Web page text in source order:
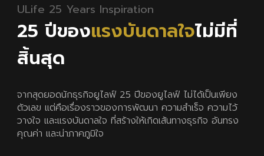
ULife 25 Years Inspiration
25 ปีของแรงบันดาลใจไม่มีที่
สิ้นสุด
จากสุดยอดนักธุรกิจยูไลฟ์ 25 ปีของยูไลฟ์ ไม่ได้เป็นเพียง
ตัวเลข แต่คือเรื่องราวของการพัฒนา ความสำเร็จ ความไว้
วางใจ และแรงบันดาลใจ ที่สร้างให้เกิดเส้นทางธุรกิจ อันทรง
คุณค่า และน่าภาคภูมิใจ